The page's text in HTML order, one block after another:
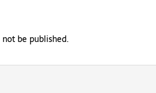
be published.